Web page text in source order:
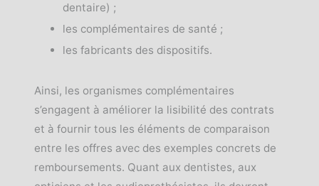
dentaire) ;
les complémentaires de santé ;
les fabricants des dispositifs.
Ainsi, les organismes complémentaires
s’engagent à améliorer la lisibilité des contrats
et à fournir tous les éléments de comparaison
entre les offres avec des exemples concrets de
remboursements. Quant aux dentistes, aux